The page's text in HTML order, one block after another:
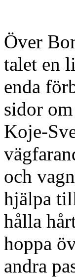
Över
talet en
enda
sidor
Koje-
och
hjälpa
hålla
hoppa
andra